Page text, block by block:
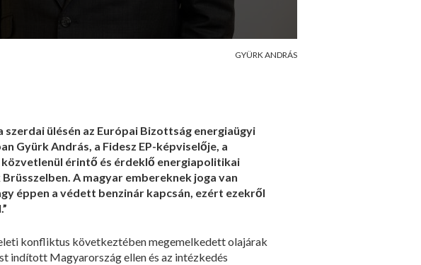
GYÜRK ANDRÁS
ülésén az Európai Bizottság energiaügyi
Gyürk András, a Fidesz EP-képviselője, a
érintő és érdeklő energiapolitikai
A magyar embereknek joga van
éppen a védett benzinár kapcsán, ezért ezekről
konfliktus következtében megemelkedett olajárak
indított Magyarország ellen és az intézkedés